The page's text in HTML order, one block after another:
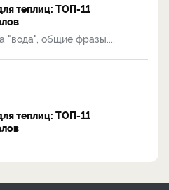
теплиц: ТОП-11
общие фразы....
теплиц: ТОП-11